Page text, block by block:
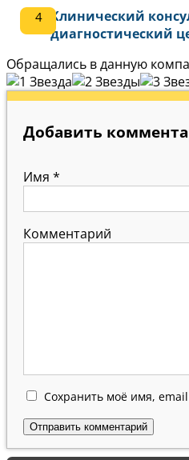
Клинический
диагностический
Обращались в данную
Добавить
Имя *
Комментарий
Сохранить моё имя,